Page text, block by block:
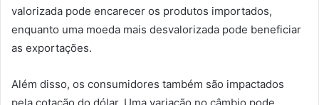
valorizada pode encarecer os produtos importados,
enquanto uma moeda mais desvalorizada pode beneficiar
as exportações.
Além disso, os consumidores também são impactados
pela cotação do dólar. Uma variação no câmbio pode